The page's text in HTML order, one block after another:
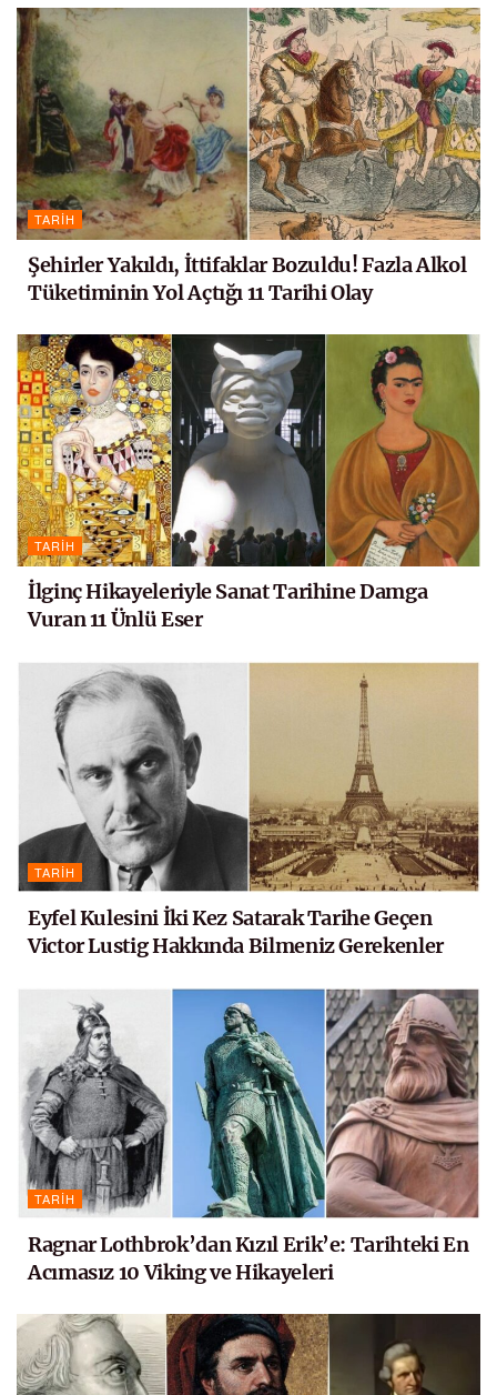
TARIH
Şehirler Yakıldı, İttifaklar Bozuldu! Fazla Alkol
Tüketiminin Yol Açtığı 11 Tarihi Olay
TARIH
İlginç Hikayeleriyle Sanat Tarihine Damga
Vuran 11 Ünlü Eser
TARIH
Eyfel Kulesini İki Kez Satarak Tarihe Geçen
Victor Lustig Hakkında Bilmeniz Gerekenler
TARIH
Ragnar Lothbrok’dan Kızıl Erik’e: Tarihteki En
Acımasız 10 Viking ve Hikayeleri